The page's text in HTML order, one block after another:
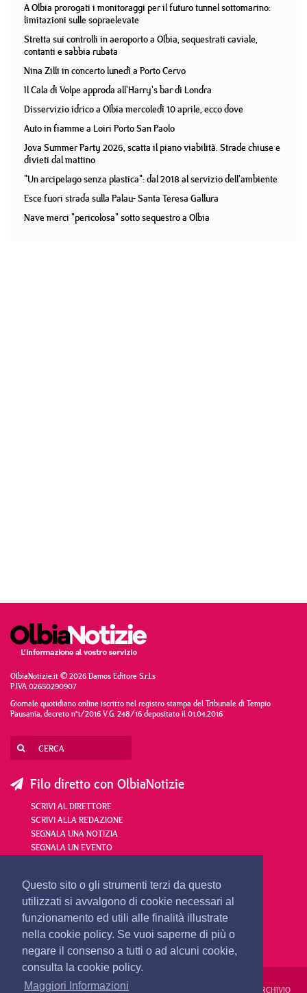
Questo sito o gli strumenti terzi da questo
utilizzati si avvalgono di cookie necessari al
funzionamento ed utili alle finalità illustrate
nella cookie policy. Se vuoi saperne di più o
negare il consenso a tutti o ad alcuni cookie,
consulta la cookie policy.
Maggiori Informazioni
A Olbia prorogati i monitoraggi per il futuro tunnel sottomarino:
limitazioni sulle sopraelevate
Stretta sui controlli in aeroporto a Olbia, sequestrati caviale,
contanti e sabbia rubata
Nina Zilli in concerto lunedì a Porto Cervo
Il Cala di Volpe approda all'Harry's bar di Londra
Disservizio idrico a Olbia mercoledì 10 aprile, ecco dove
Auto in fiamme a Loiri Porto San Paolo
Jova Summer Party 2026, scatta il piano viabilità. Strade chiuse e
divieti dal mattino
"Un arcipelago senza plastica": dal 2018 al servizio dell'ambiente
Esce fuori strada sulla Palau- Santa Teresa Gallura
Nave merci "pericolosa" sotto sequestro a Olbia
OlbiaNotizie.it © 2026 Damos Editore S.r.l.s
P.IVA 02650290907
Giornale quotidiano online iscritto nel registro stampa del Tribunale di Tempio
Pausania, decreto n°1/2016 V.G. 248/16 depositato il 01.04.2016
Filo diretto con OlbiaNotizie
SCRIVI AL DIRETTORE
SCRIVI ALLA REDAZIONE
SEGNALA UNA NOTIZIA
SEGNALA UN EVENTO
redazione@olbianotizie.it
REDAZIONE PUBBLICITÀ PRIVACY E COOKIES ARCHIVIO